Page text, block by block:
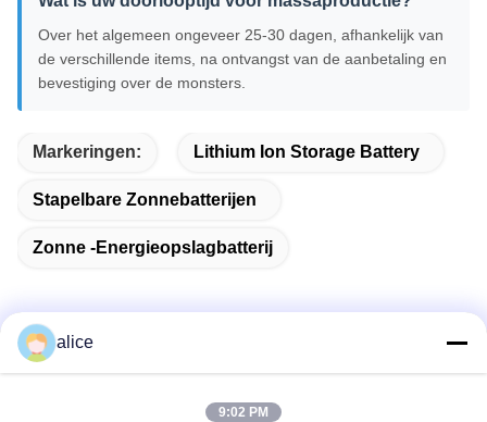
Over het algemeen ongeveer 25-30 dagen, afhankelijk van
de verschillende items, na ontvangst van de aanbetaling en
bevestiging over de monsters.
Markeringen: Lithium Ion Storage Battery
Stapelbare Zonnebatterijen
Zonne -energieopslagbatterij
Snel contact
alice
9:02 PM